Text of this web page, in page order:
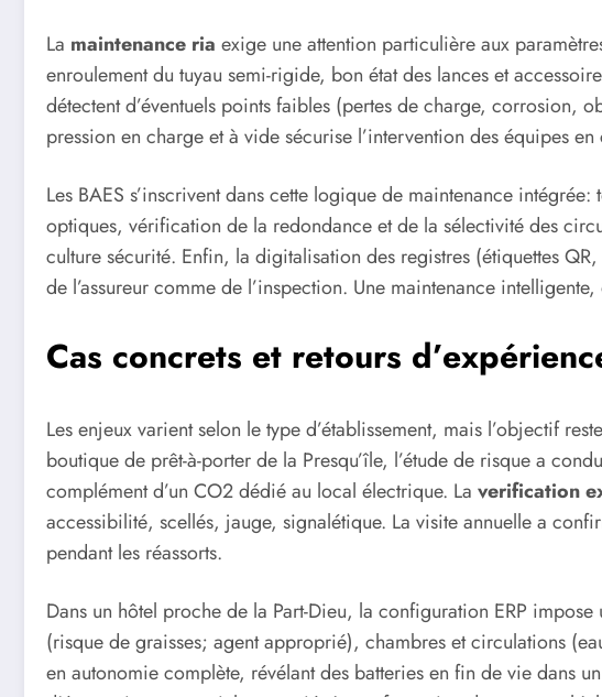
La maintenance ria exige une attention particulière aux
enroulement du tuyau semi-rigide, bon état des lances et
détectent d’éventuels points faibles (pertes de charge, corrosion,
pression en charge et à vide sécurise l’intervention des équipes en
Les BAES s’inscrivent dans cette logique de maintenance
optiques, vérification de la redondance et de la sélectivité des
culture sécurité. Enfin, la digitalisation des registres (étiquettes
de l’assureur comme de l’inspection. Une maintenance
Cas concrets et retours
Les enjeux varient selon le type d’établissement, mais l’objectif
boutique de prêt-à-porter de la Presqu’île, l’étude de risque a
complément d’un CO2 dédié au local électrique. La verification
accessibilité, scellés, jauge, signalétique. La visite annuelle a
pendant les réassorts.
Dans un hôtel proche de la Part-Dieu, la configuration ERP impose
(risque de graisses; agent approprié), chambres et circulations
en autonomie complète, révélant des batteries en fin de vie dans